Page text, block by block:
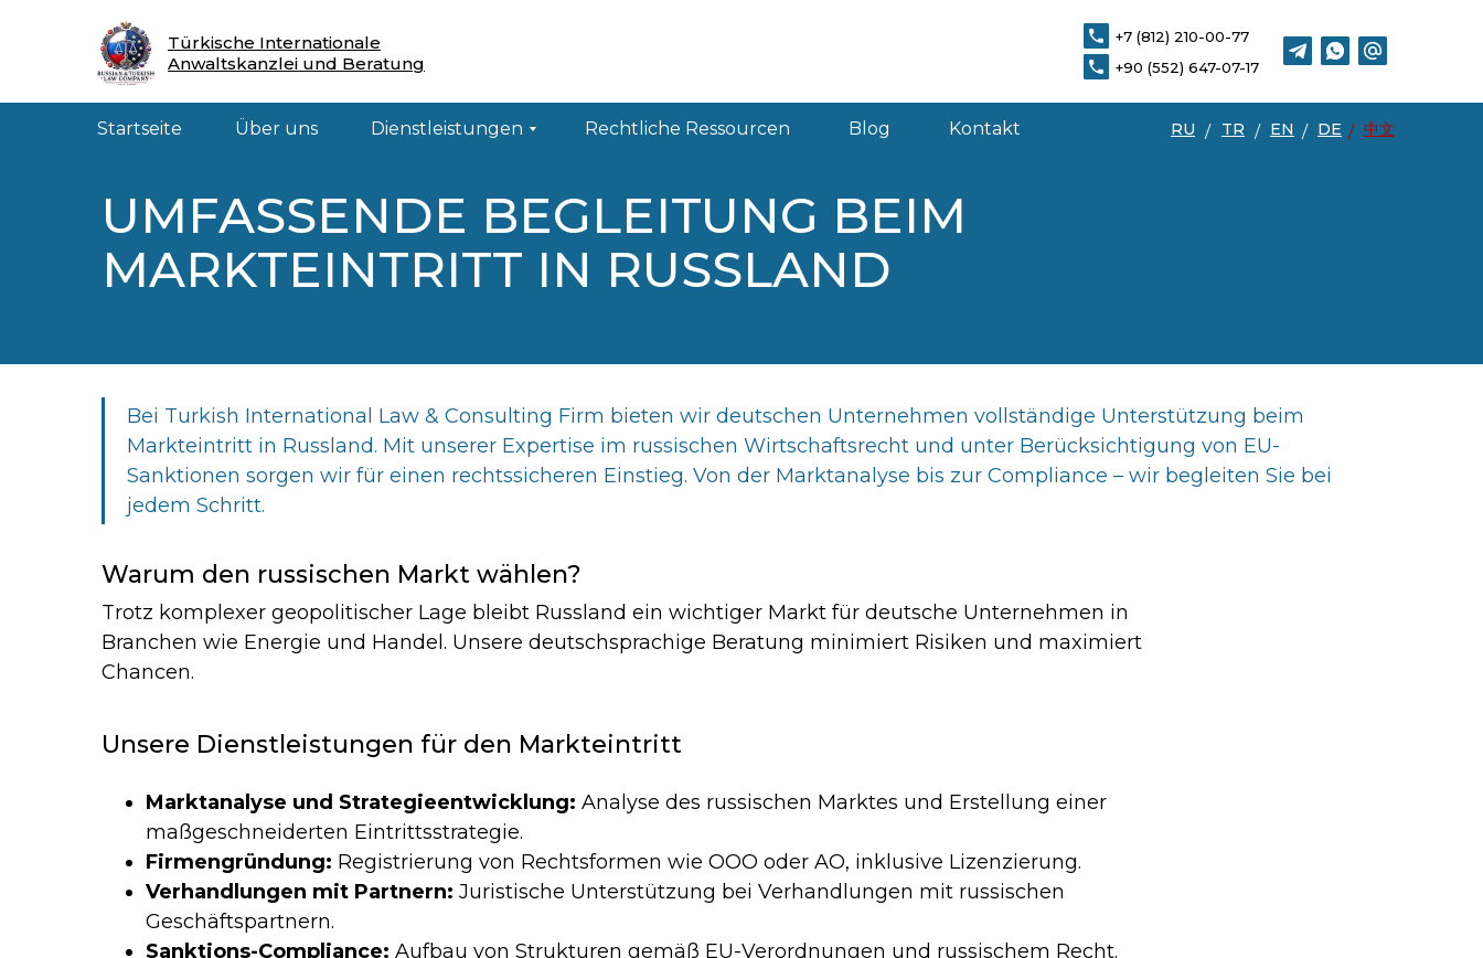
+7 (812) 210-00-77
+90 (552) 647-07-17
Startseite Über uns Dienstleistungen Rechtliche Ressourcen Blog Kontakt
Türkische Internationale
Anwaltskanzlei und Beratung
RU TR EN
/ 中文
/
DE
/
/
Startseite Über uns Dienstleistungen
UMFASSENDE BEGLEITUNG BEIM
MARKTEINTRITT IN RUSSLAND
Bei Turkish International Law & Consulting Firm bieten wir deutschen Unternehmen vollständige Unterstützung beim
Markteintritt in Russland. Mit unserer Expertise im russischen Wirtschaftsrecht und unter Berücksichtigung von EU-
Sanktionen sorgen wir für einen rechtssicheren Einstieg. Von der Marktanalyse bis zur Compliance – wir begleiten Sie bei
jedem Schritt.
Warum den russischen Markt wählen?
Trotz komplexer geopolitischer Lage bleibt Russland ein wichtiger Markt für deutsche Unternehmen in
Branchen wie Energie und Handel. Unsere deutschsprachige Beratung minimiert Risiken und maximiert
Chancen.
Unsere Dienstleistungen für den Markteintritt
Marktanalyse und Strategieentwicklung: Analyse des russischen Marktes und Erstellung einer
maßgeschneiderten Eintrittsstrategie.
Firmengründung: Registrierung von Rechtsformen wie OOO oder AO, inklusive Lizenzierung.
Verhandlungen mit Partnern: Juristische Unterstützung bei Verhandlungen mit russischen
Geschäftspartnern.
Sanktions-Compliance: Aufbau von Strukturen gemäß EU-Verordnungen und russischem Recht.